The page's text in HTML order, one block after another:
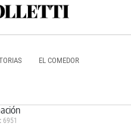
EL COMEDOR
6951